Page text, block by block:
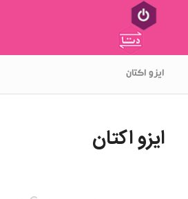
ایزو اکتان
ایزو اکتان